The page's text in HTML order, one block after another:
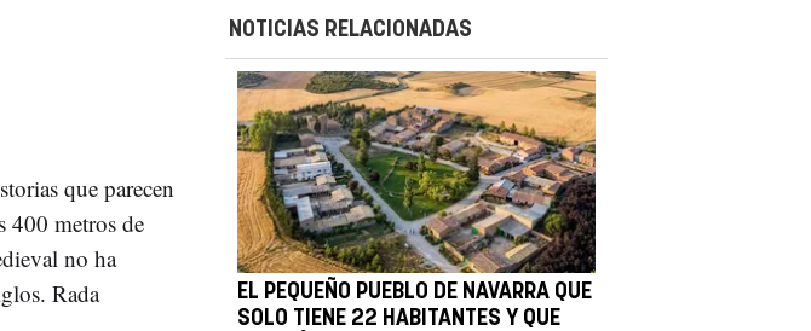
que parecen
400 metros de
no ha
Rada
NOTICIAS RELACIONADAS
EL PEQUEÑO PUEBLO DE NAVARRA QUE
SOLO TIENE 22 HABITANTES Y QUE